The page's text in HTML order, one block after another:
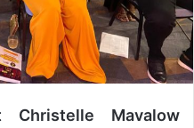
Mavalow